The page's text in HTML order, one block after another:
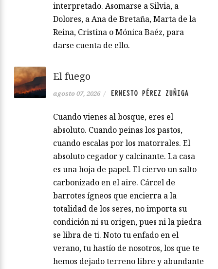
interpretado. Asomarse a Silvia, a
Dolores, a Ana de Bretaña, Marta de la
Reina, Cristina o Mónica Baéz, para
darse cuenta de ello.
El fuego
agosto 07, 2026 / ERNESTO PÉREZ ZUÑIGA
Cuando vienes al bosque, eres el
absoluto. Cuando peinas los pastos,
cuando escalas por los matorrales. El
absoluto cegador y calcinante. La casa
es una hoja de papel. El ciervo un salto
carbonizado en el aire. Cárcel de
barrotes ígneos que encierra a la
totalidad de los seres, no importa su
condición ni su origen, pues ni la piedra
se libra de ti. Noto tu enfado en el
verano, tu hastío de nosotros, los que te
hemos dejado terreno libre y abundante